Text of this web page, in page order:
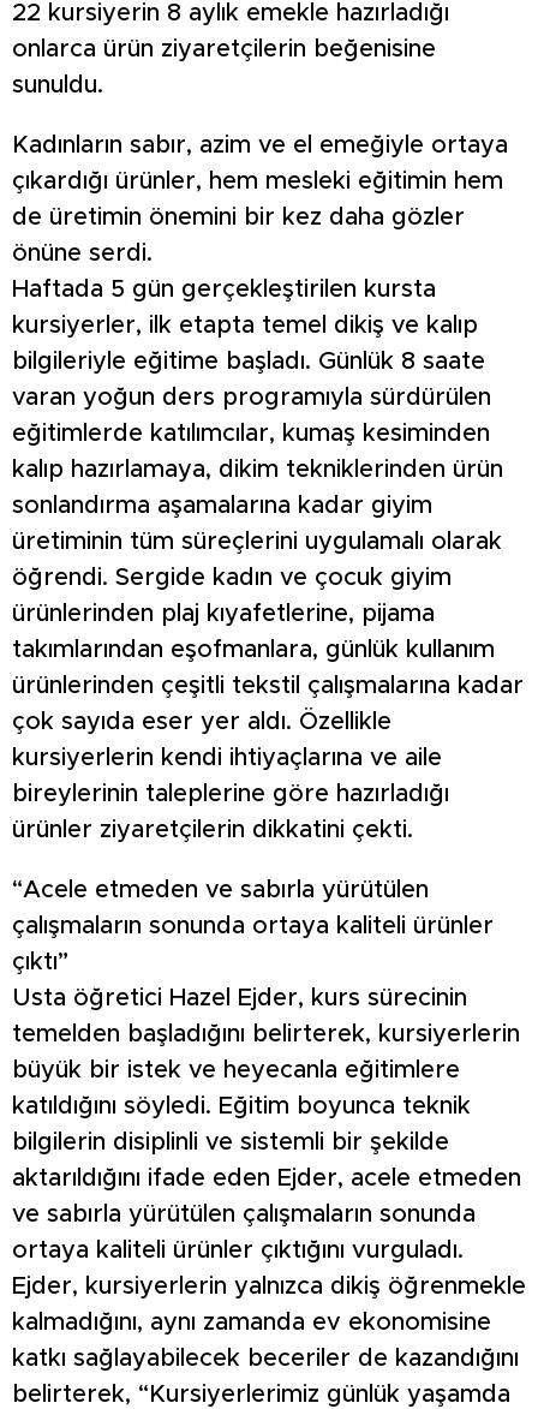
22 kursiyerin 8 aylık emekle hazırladığı
onlarca ürün ziyaretçilerin beğenisine
sunuldu.
Kadınların sabır, azim ve el emeğiyle ortaya
çıkardığı ürünler, hem mesleki eğitimin hem
de üretimin önemini bir kez daha gözler
önüne serdi.
Haftada 5 gün gerçekleştirilen kursta
kursiyerler, ilk etapta temel dikiş ve kalıp
bilgileriyle eğitime başladı. Günlük 8 saate
varan yoğun ders programıyla sürdürülen
eğitimlerde katılımcılar, kumaş kesiminden
kalıp hazırlamaya, dikim tekniklerinden ürün
sonlandırma aşamalarına kadar giyim
üretiminin tüm süreçlerini uygulamalı olarak
öğrendi. Sergide kadın ve çocuk giyim
ürünlerinden plaj kıyafetlerine, pijama
takımlarından eşofmanlara, günlük kullanım
ürünlerinden çeşitli tekstil çalışmalarına kadar
çok sayıda eser yer aldı. Özellikle
kursiyerlerin kendi ihtiyaçlarına ve aile
bireylerinin taleplerine göre hazırladığı
ürünler ziyaretçilerin dikkatini çekti.
“Acele etmeden ve sabırla yürütülen
çalışmaların sonunda ortaya kaliteli ürünler
çıktı”
Usta öğretici Hazel Ejder, kurs sürecinin
temelden başladığını belirterek, kursiyerlerin
büyük bir istek ve heyecanla eğitimlere
katıldığını söyledi. Eğitim boyunca teknik
bilgilerin disiplinli ve sistemli bir şekilde
aktarıldığını ifade eden Ejder, acele etmeden
ve sabırla yürütülen çalışmaların sonunda
ortaya kaliteli ürünler çıktığını vurguladı.
Ejder, kursiyerlerin yalnızca dikiş öğrenmekle
kalmadığını, aynı zamanda ev ekonomisine
katkı sağlayabilecek beceriler de kazandığını
belirterek, “Kursiyerlerimiz günlük yaşamda